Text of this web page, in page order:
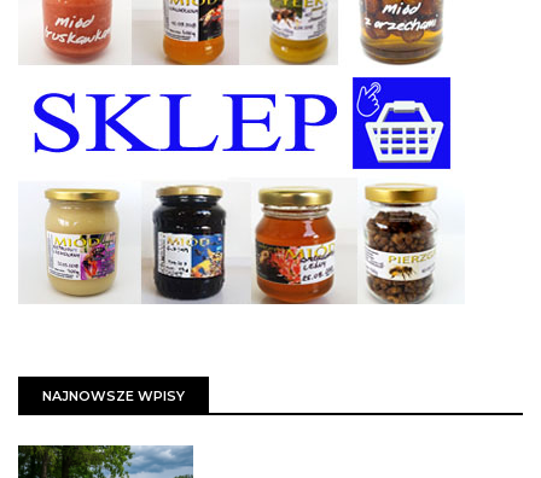
NAJNOWSZE WPISY